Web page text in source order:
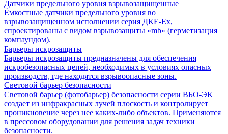
Датчики предельного уровня взрывозащищенные
Ёмкостные датчики предельного уровня во
взрывозащищенном исполнении серия ДКЕ-Ех,
спроектированы с видом взрывозащиты «mb» (герметизация
компаундом).
Барьеры искрозащиты
Барьеры искрозащиты предназначены для обеспечения
искробезопасных цепей, необходимых в условиях опасных
производств, где находятся взрывоопасные зоны.
Световой барьер безопасности
Световой барьер (фотобарьер) безопасности серии ВБО-ЭК
создает из инфракрасных лучей плоскость и контролирует
проникновение через нее каких-либо объектов. Применяются
в прессовом оборудовании для решения задач техники
безопасности.